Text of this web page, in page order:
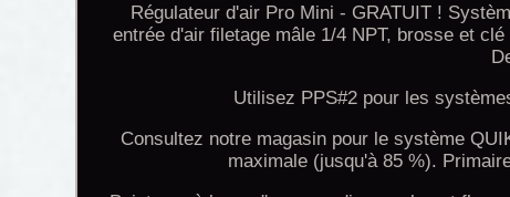
Régulateur d'air Pro Mini - GRATUIT !
entrée d'air filetage mâle 1/4 NPT, brosse et
Utilisez PPS#2 pour les
Consultez notre magasin pour le système
maximale (jusqu'à 85 %).